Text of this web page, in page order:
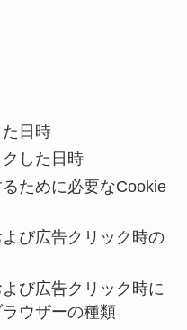
日時
した日時
ために必要なCookie
び広告クリック時の
び広告クリック時に
ウザーの種類